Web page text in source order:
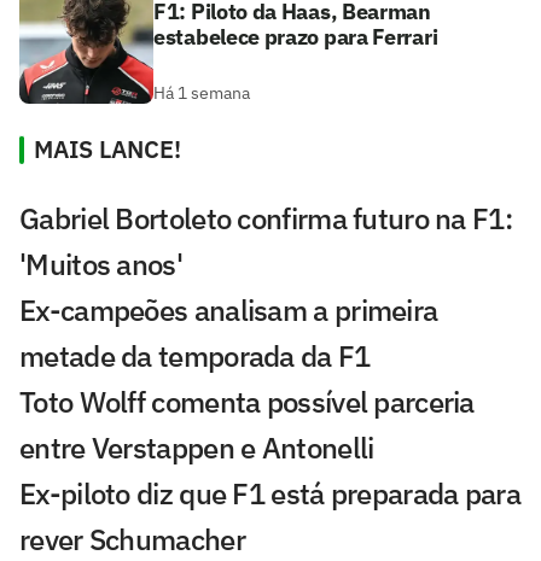
F1: Piloto da Haas, Bearman
estabelece prazo para Ferrari
Há 1 semana
MAIS LANCE!
Gabriel Bortoleto confirma futuro na F1:
'Muitos anos'
Ex-campeões analisam a primeira
metade da temporada da F1
Toto Wolff comenta possível parceria
entre Verstappen e Antonelli
Ex-piloto diz que F1 está preparada para
rever Schumacher